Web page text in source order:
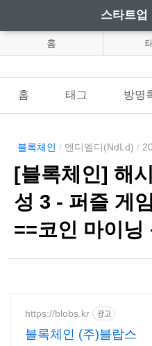
스타트업
홈
홈 태그 방명
블록체인 / 엔디엘디(NdLd) /
[블록체인] 해
성 3 - 퍼즐 게
==코인 마이닝
https://blobs.kr 광고
블록체인 (주)블랍스